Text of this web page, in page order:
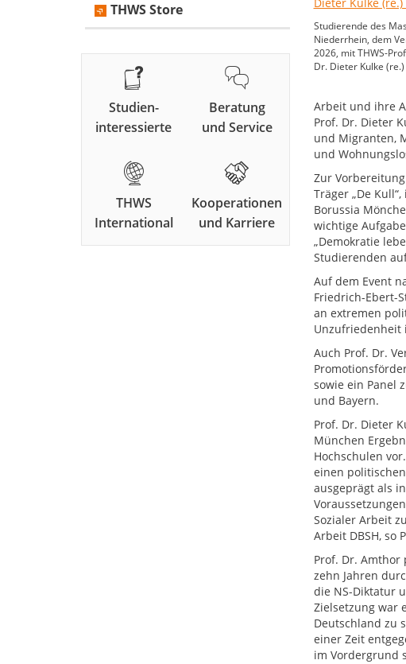
Studierende des
Niederrhein, dem
2026, mit THWS-
Dr. Dieter Kulke
Arbeit und ihre
Prof. Dr. Dieter
und Migranten,
und
Zur
Träger „De
Borussia
wichtige
„Demokratie
Studierenden
Auf dem Event
Friedrich-Ebert-
an extremen
Unzufriedenheit
Auch Prof. Dr.
sowie ein Panel
und Bayern.
Prof. Dr. Dieter
München
Hochschulen
einen
ausgeprägt als
Sozialer Arbeit
Arbeit DBSH, so
Prof. Dr.
zehn Jahren
die NS-Diktatur
Zielsetzung war
Deutschland zu
einer Zeit
im Vordergrund
THWS Store
Studien-
interessierte
Beratung
und Service
THWS
International
Kooperationen
und Karriere